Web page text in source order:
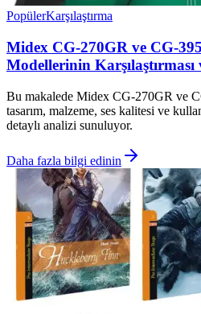
PopülerKarşılaştırma
Midex CG-270GR ve CG-
Modellerinin
Bu makalede Midex CG-270GR ve
tasarım, malzeme, ses kalitesi ve
detaylı analizi sunuluyor.
Daha fazla bilgi edinin